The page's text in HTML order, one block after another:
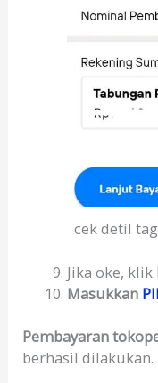
cek detil
Jika oke, klik
Masukkan
Pembayaran
berhasil dilakukan.